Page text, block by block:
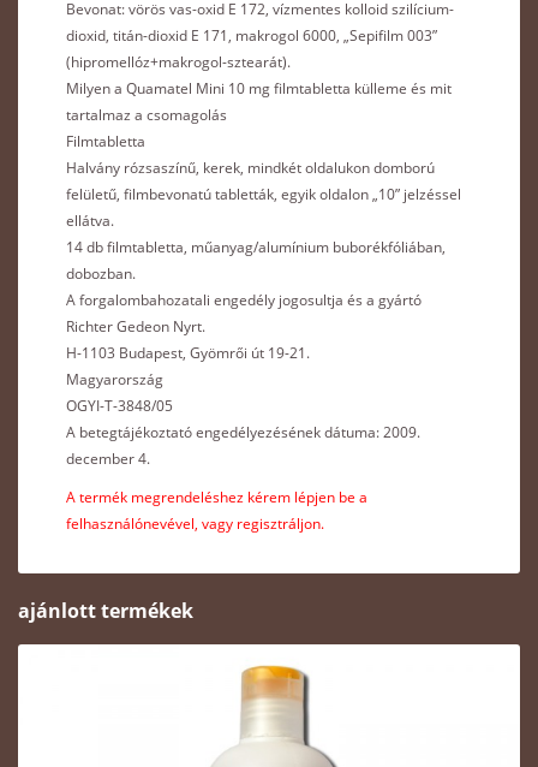
Bevonat: vörös vas-oxid E 172, vízmentes kolloid szilícium-
dioxid, titán-dioxid E 171, makrogol 6000, „Sepifilm 003”
(hipromellóz+makrogol-sztearát).
Milyen a Quamatel Mini 10 mg filmtabletta külleme és mit
tartalmaz a csomagolás
Filmtabletta
Halvány rózsaszínű, kerek, mindkét oldalukon domború
felületű, filmbevonatú tabletták, egyik oldalon „10” jelzéssel
ellátva.
14 db filmtabletta, műanyag/alumínium buborékfóliában,
dobozban.
A forgalombahozatali engedély jogosultja és a gyártó
Richter Gedeon Nyrt.
H-1103 Budapest, Gyömrői út 19-21.
Magyarország
OGYI-T-3848/05
A betegtájékoztató engedélyezésének dátuma: 2009.
december 4.
A termék megrendeléshez kérem lépjen be a
felhasználónevével, vagy regisztráljon.
ajánlott termékek